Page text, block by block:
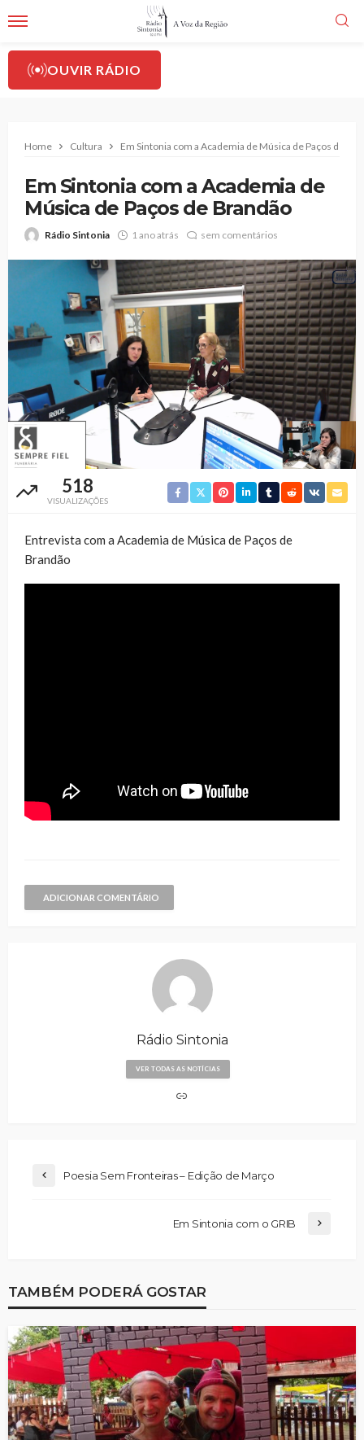
OUVIR RÁDIO
Home Cultura Em Sintonia com a Academia de Música de Paços de
Em Sintonia com a Academia de
Música de Paços de Brandão
Rádio Sintonia 1 ano atrás sem comentários
518
VISUALIZAÇÕES
Entrevista com a Academia de Música de Paços de
Brandão
ADICIONAR COMENTÁRIO
Rádio Sintonia
VER TODAS AS NOTÍCIAS
Poesia Sem Fronteiras – Edição de Março
Em Sintonia com o GRIB
TAMBÉM PODERÁ GOSTAR